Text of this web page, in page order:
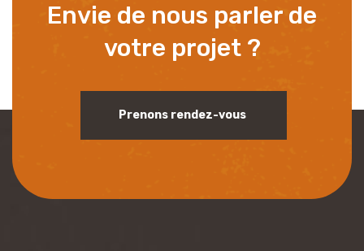
Envie de nous parler de
votre projet ?
Prenons rendez-vous